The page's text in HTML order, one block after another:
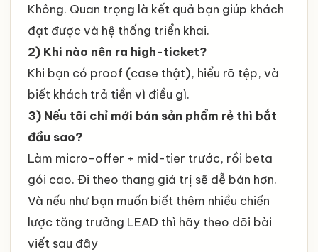
Không. Quan trọng là kết quả bạn giúp khách
đạt được và hệ thống triển khai.
2) Khi nào nên ra high-ticket?
Khi bạn có proof (case thật), hiểu rõ tệp, và
biết khách trả tiền vì điều gì.
3) Nếu tôi chỉ mới bán sản phẩm rẻ thì bắt
đầu sao?
Làm micro-offer + mid-tier trước, rồi beta
gói cao. Đi theo thang giá trị sẽ dễ bán hơn.
Và nếu như bạn muốn biết thêm nhiều chiến
lược tăng trưởng LEAD thì hãy theo dõi bài
viết sau đây